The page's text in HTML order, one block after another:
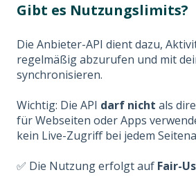
Gibt es Nutzungslimits?
Die Anbieter-API dient dazu,
regelmäßig abzurufen und mit
synchronisieren.
Wichtig: Die API darf nicht als
für Webseiten oder Apps
kein Live-Zugriff bei jedem
✅ Die Nutzung erfolgt auf Fair-